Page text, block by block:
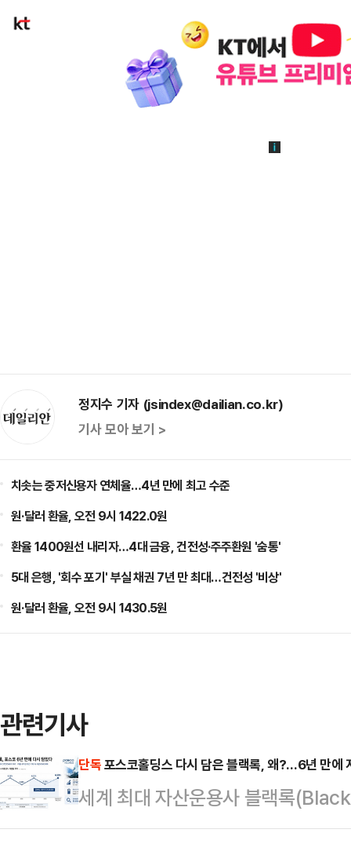
정지수 기자 (jsindex@dailian.co.kr)
기사 모아 보기 >
치솟는 중저신용자 연체율…4년 만에 최고 수준
원·달러 환율, 오전 9시 1422.0원
환율 1400원선 내리자…4대 금융, 건전성·주주환원 '숨통'
5대 은행, '회수 포기' 부실 채권 7년 만 최대…건전성 '비상'
원·달러 환율, 오전 9시 1430.5원
관련기사
단독포스코홀딩스 다시 담은 블랙록, 왜?…6년 만에
세계 최대 자산운용사 블랙록
분을 다시 6%대로 끌어올렸다. 아